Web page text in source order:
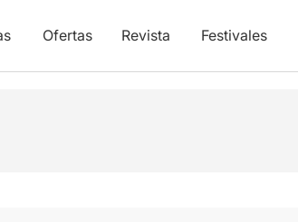
Ofertas Revista Festivales